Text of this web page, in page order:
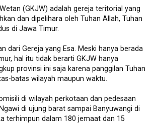
(GKJW) adalah gereja teritorial yang
dan dipelihara oleh Tuhan Allah, Tuhan
di Jawa Timur.
dari Gereja yang Esa. Meski hanya berada
hal itu tidak berarti GKJW hanya
provinsi ini saja karena panggilan Tuhan
batas wilayah maupun waktu.
di wilayah perkotaan dan pedesaan
di ujung barat sampai Banyuwangi di
terhimpun dalam 180 jemaat dan 15